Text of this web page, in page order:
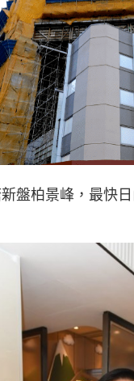
盤柏景峰，最快